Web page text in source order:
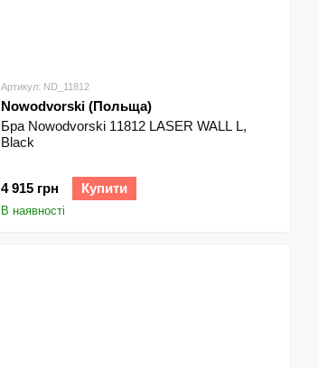
Артикул: ND_11812
Nowodvorski (Польща)
Бра Nowodvorski 11812 LASER WALL L,
Black
4 915 грн Купити
В наявності